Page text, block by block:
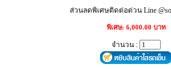
ส่วนลดพิเศษติดต่อด่วน Line
พิเศษ: 6,000.00 บาท
จำนวน :